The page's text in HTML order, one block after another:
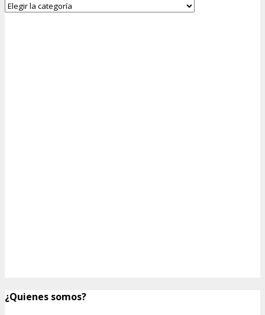
¿Quienes somos?